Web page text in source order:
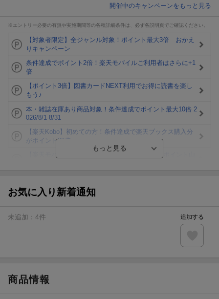
開催中のキャンペーンをもっと見る
※エントリー必要の有無や実施期間等の各種詳細条件は、必ず各説明頁でご確認ください。
【対象者限定】全ジャンル対象！ポイント最大3倍 おかえ
りキャンペーン
条件達成でポイント2倍！楽天モバイルご利用者はさらに+1
倍
【ポイント3倍】図書カードNEXT利用でお得に読書を楽し
もう♪
本・雑誌在庫あり商品対象！条件達成でポイント最大10倍 2
026/8/1-8/31
【楽天Kobo】初めての方！条件達成で楽天ブックス購入分
がポイント20倍
ト山分け
エントリー＆3,000円以上購入で無料データSIM（3GB/月プ
楽天モバイル紹介キャンペーンの拡散で300円OFFクーポン
お気に入り新着通知
未追加： 4件 追加する
商品情報